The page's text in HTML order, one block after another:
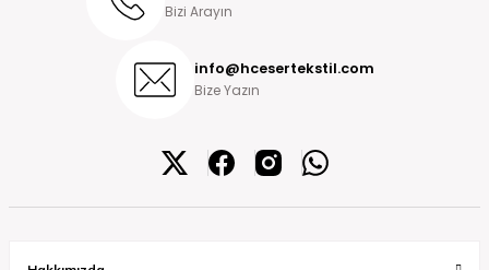
Bizi Arayın
info@hcesertekstil.com
Bize Yazın